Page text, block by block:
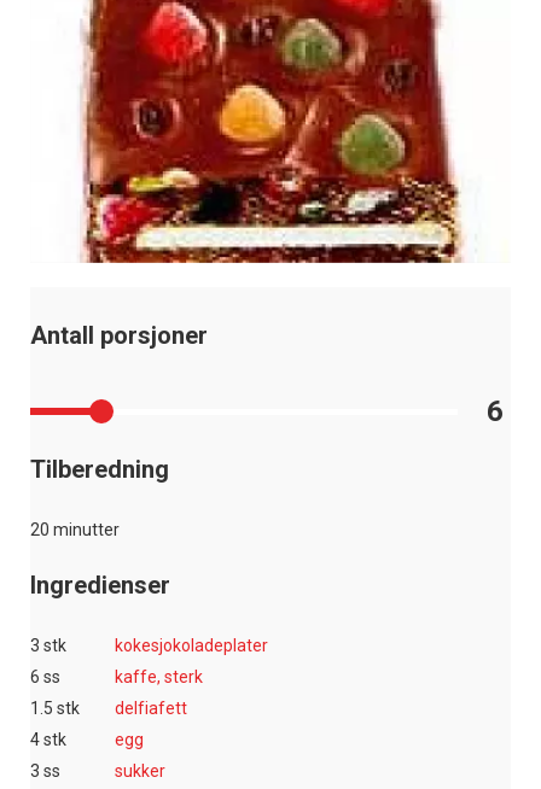
Antall porsjoner
6
Tilberedning
20 minutter
Ingredienser
3 stk
kokesjokoladeplater
6 ss
kaffe, sterk
1.5 stk
delfiafett
4 stk
egg
3 ss
sukker